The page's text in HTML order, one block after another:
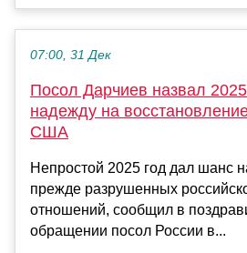
07:00, 31 Дек
Посол Дарчиев назвал
надежду на
США
Непростой 2025 год дал шанс
прежде разрушенных
отношений, сообщил в
обращении посол России в...